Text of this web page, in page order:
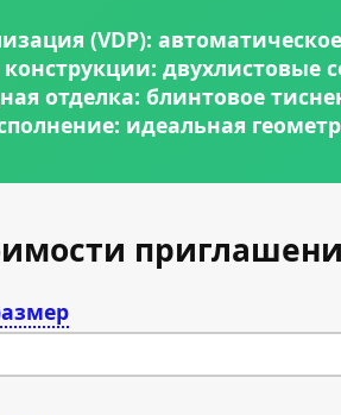
(VDP):
двухлистовые
отделка: блинтовое
идеальная